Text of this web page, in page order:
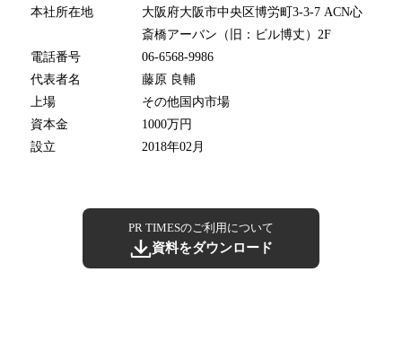
本社所在地
大阪府大阪市中央区博労町3-3-7 ACN心
斎橋アーバン（旧：ビル博丈）2F
電話番号
06-6568-9986
代表者名
藤原 良輔
上場
その他国内市場
資本金
1000万円
設立
2018年02月
PR TIMESのご利用について
資料をダウンロード